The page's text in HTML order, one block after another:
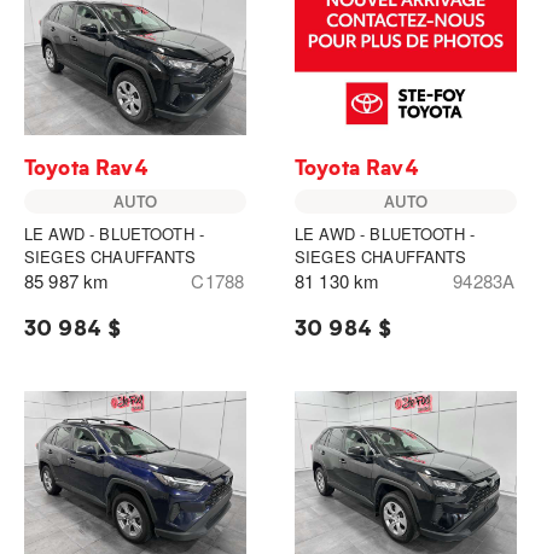
Toyota Rav4
AUTO
LE AWD - BLUETOOTH -
SIEGES CHAUFFANTS
85 987 km C1788
30 984 $
Toyota Rav4
AUTO
LE AWD - BLUETOOTH -
SIEGES CHAUFFANTS
81 130 km 94283A
30 984 $